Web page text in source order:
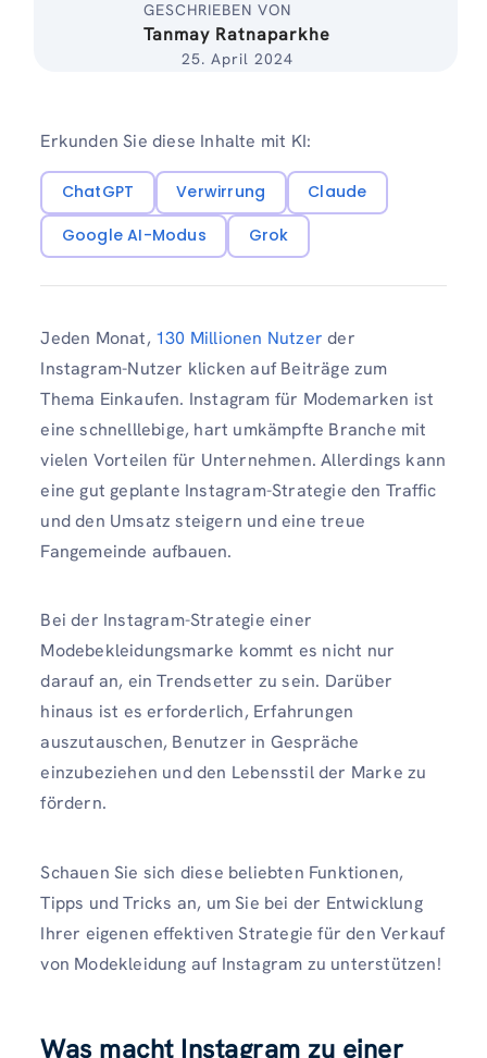
GESCHRIEBEN VON
Tanmay Ratnaparkhe
25. April 2024
Erkunden Sie diese Inhalte mit KI:
ChatGPT Verwirrung
Claude
Google AI-Modus
Grok
Jeden Monat, 130 Millionen Nutzer der
Instagram-Nutzer klicken auf Beiträge zum
Thema Einkaufen. Instagram für Modemarken ist
eine schnelllebige, hart umkämpfte Branche mit
vielen Vorteilen für Unternehmen. Allerdings kann
eine gut geplante Instagram-Strategie den Traffic
und den Umsatz steigern und eine treue
Fangemeinde aufbauen.
Bei der Instagram-Strategie einer
Modebekleidungsmarke kommt es nicht nur
darauf an, ein Trendsetter zu sein. Darüber
hinaus ist es erforderlich, Erfahrungen
auszutauschen, Benutzer in Gespräche
einzubeziehen und den Lebensstil der Marke zu
fördern.
Schauen Sie sich diese beliebten Funktionen,
Tipps und Tricks an, um Sie bei der Entwicklung
Ihrer eigenen effektiven Strategie für den Verkauf
von Modekleidung auf Instagram zu unterstützen!
Was macht Instagram zu einer